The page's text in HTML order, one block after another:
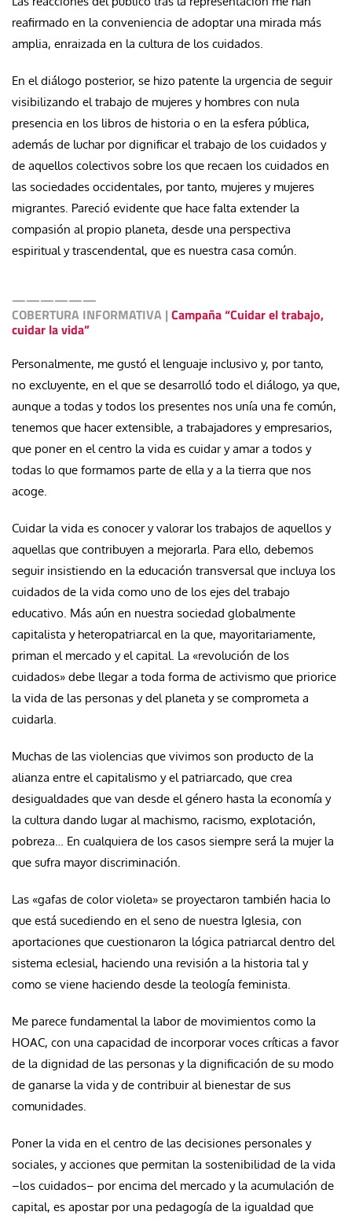
reafirmado en la conveniencia de adoptar una mirada más
amplia, enraizada en la cultura de los cuidados.
En el diálogo posterior, se hizo patente la urgencia de seguir
visibilizando el trabajo de mujeres y hombres con nula
presencia en los libros de historia o en la esfera pública,
además de luchar por dignificar el trabajo de los cuidados y
de aquellos colectivos sobre los que recaen los cuidados en
las sociedades occidentales, por tanto, mujeres y mujeres
migrantes. Pareció evidente que hace falta extender la
compasión al propio planeta, desde una perspectiva
espiritual y trascendental, que es nuestra casa común.
——————
COBERTURA INFORMATIVA | Campaña “Cuidar el trabajo,
cuidar la vida”
Personalmente, me gustó el lenguaje inclusivo y, por tanto,
no excluyente, en el que se desarrolló todo el diálogo, ya que,
aunque a todas y todos los presentes nos unía una fe común,
tenemos que hacer extensible, a trabajadores y empresarios,
que poner en el centro la vida es cuidar y amar a todos y
todas lo que formamos parte de ella y a la tierra que nos
acoge.
Cuidar la vida es conocer y valorar los trabajos de aquellos y
aquellas que contribuyen a mejorarla. Para ello, debemos
seguir insistiendo en la educación transversal que incluya los
cuidados de la vida como uno de los ejes del trabajo
educativo. Más aún en nuestra sociedad globalmente
capitalista y heteropatriarcal en la que, mayoritariamente,
priman el mercado y el capital. La «revolución de los
cuidados» debe llegar a toda forma de activismo que priorice
la vida de las personas y del planeta y se comprometa a
cuidarla.
Muchas de las violencias que vivimos son producto de la
alianza entre el capitalismo y el patriarcado, que crea
desigualdades que van desde el género hasta la economía y
la cultura dando lugar al machismo, racismo, explotación,
pobreza… En cualquiera de los casos siempre será la mujer la
que sufra mayor discriminación.
Las «gafas de color violeta» se proyectaron también hacia lo
que está sucediendo en el seno de nuestra Iglesia, con
aportaciones que cuestionaron la lógica patriarcal dentro del
sistema eclesial, haciendo una revisión a la historia tal y
como se viene haciendo desde la teología feminista.
Me parece fundamental la labor de movimientos como la
HOAC, con una capacidad de incorporar voces críticas a favor
de la dignidad de las personas y la dignificación de su modo
de ganarse la vida y de contribuir al bienestar de sus
comunidades.
Poner la vida en el centro de las decisiones personales y
sociales, y acciones que permitan la sostenibilidad de la vida
–los cuidados– por encima del mercado y la acumulación de
capital, es apostar por una pedagogía de la igualdad que